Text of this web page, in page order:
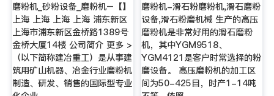
磨粉机_砂粉设备_磨粉机–【】
上海 上海 上海 上海 浦东新区
上海市浦东新区金桥路1389号
金桥大厦14楼 公司简介 更多 >
（以下简称建冶重工）是从事建
筑用矿山机器、冶金行业磨粉机
制造、研发、销售的国际型专业
磨粉机-滑石粉磨粉机,滑石磨粉
设备,滑石粉磨机械 生产的高压
磨粉机是非常好用的滑石磨粉
机，其中YGM9518、
YGM4121是客户时常选择的粉
磨设备。 高压磨粉机的加工区
间为50-425目，时产1-14吨